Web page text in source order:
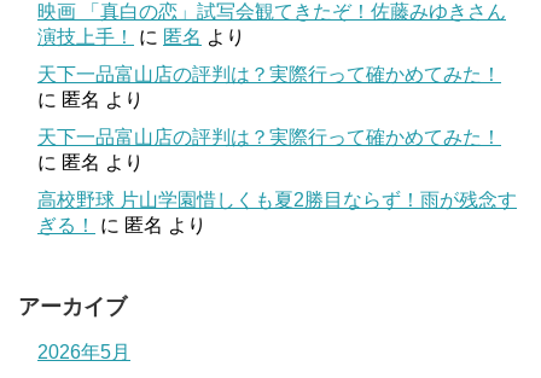
映画 「真白の恋」試写会観てきたぞ！佐藤みゆきさん
演技上手！
に 匿名 より
天下一品富山店の評判は？実際行って確かめてみた！
に 匿名 より
天下一品富山店の評判は？実際行って確かめてみた！
に 匿名 より
高校野球 片山学園惜しくも夏2勝目ならず！雨が残念す
ぎる！
に 匿名 より
アーカイブ
2026年5月